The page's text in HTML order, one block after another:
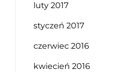
luty 2017
styczeń 2017
czerwiec 2016
kwiecień 2016